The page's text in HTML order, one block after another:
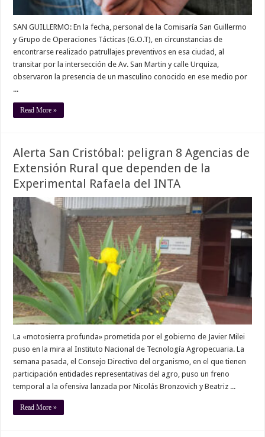
SAN GUILLERMO: En la fecha, personal de la Comisaría San Guillermo
y Grupo de Operaciones Tácticas (G.O.T), en circunstancias de
encontrarse realizado patrullajes preventivos en esa ciudad, al
transitar por la intersección de Av. San Martin y calle Urquiza,
observaron la presencia de un masculino conocido en ese medio por
...
Read More »
Alerta San Cristóbal: peligran 8 Agencias de
Extensión Rural que dependen de la
Experimental Rafaela del INTA
La «motosierra profunda» prometida por el gobierno de Javier Milei
puso en la mira al Instituto Nacional de Tecnología Agropecuaria. La
semana pasada, el Consejo Directivo del organismo, en el que tienen
participación entidades representativas del agro, puso un freno
temporal a la ofensiva lanzada por Nicolás Bronzovich y Beatriz ...
Read More »